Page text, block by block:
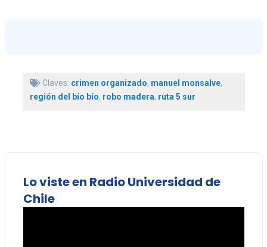
Claves: crimen organizado, manuel monsalve,
región del bío bío, robo madera, ruta 5 sur
Lo viste en Radio Universidad de
Chile